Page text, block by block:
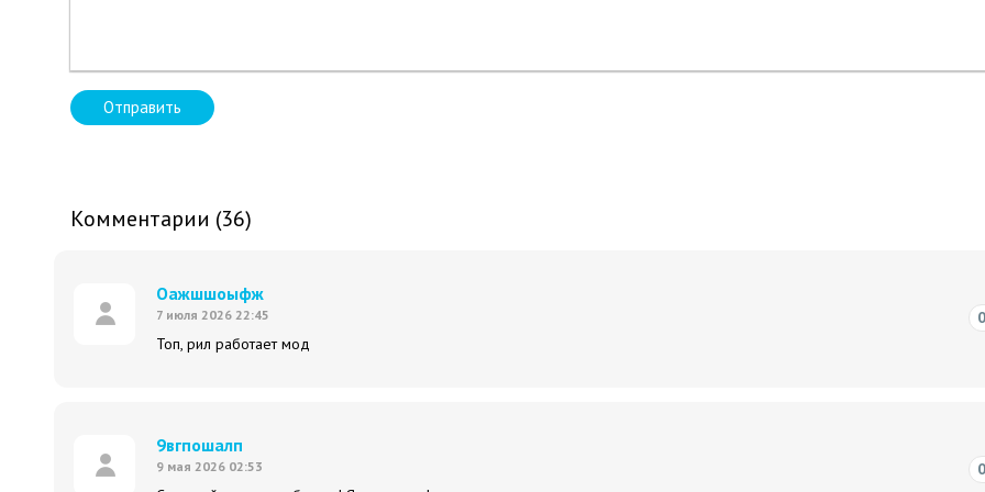
Отправить
Комментарии (36)
Оажшшоыфж
7 июля 2026 22:45
Топ, рил работает мод
0
9вгпошалп
9 мая 2026 02:53 0